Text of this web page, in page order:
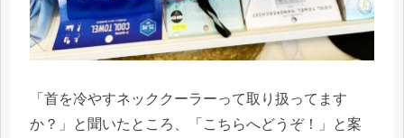
「首を冷やすネッククーラーって取り扱ってます
か？」と聞いたところ、「こちらへどうぞ！」と案